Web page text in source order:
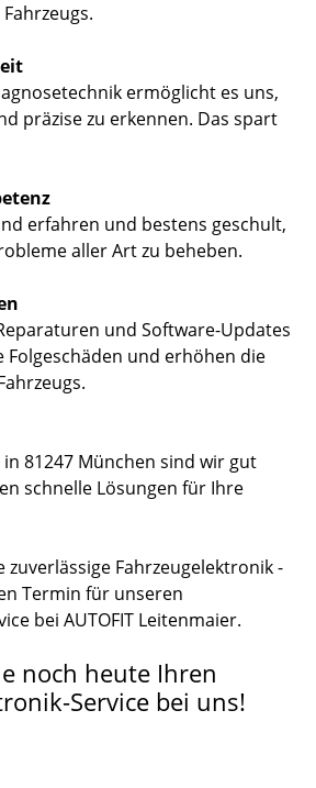
ermöglicht es uns,
präzise zu erkennen. Das spart
erfahren und bestens geschult,
aller Art zu beheben.
und Software-Updates
Folgeschäden und erhöhen die
81247 München sind wir gut
schnelle Lösungen für Ihre
zuverlässige Fahrzeugelektronik -
Termin für unseren
bei AUTOFIT Leitenmaier.
noch heute Ihren
Service bei uns!